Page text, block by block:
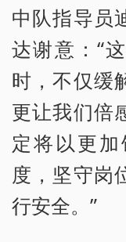
中队指导员
达谢意：“
时，不仅缓
更让我们倍
定将以更
度，坚守岗
行安全。”